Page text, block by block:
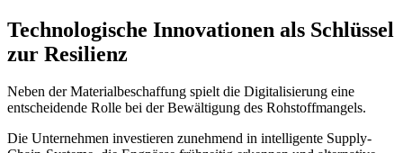
Technologische Innovationen als Schlüssel
zur Resilienz
Neben der Materialbeschaffung spielt die Digitalisierung eine
entscheidende Rolle bei der Bewältigung des Rohstoffmangels.
Die Unternehmen investieren zunehmend in intelligente Supply-